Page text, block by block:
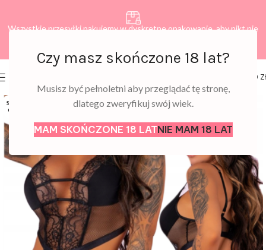
Czy masz skończone 18 lat?
Musisz być pełnoletni aby przeglądać tę stronę,
dlatego zweryfikuj swój wiek.
MAM SKOŃCZONE 18 LATNIE MAM 18 LAT
Wszystkie przesyłki pakujemy w dyskretne opakowanie, aby nikt nie
0,00
SOLD
OUT